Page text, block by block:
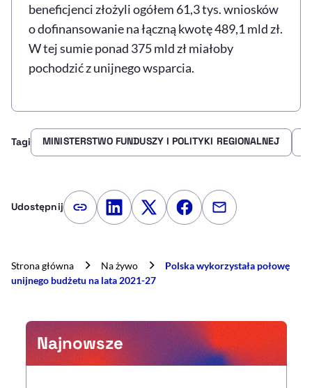
beneficjenci złożyli ogółem 61,3 tys. wniosków
o dofinansowanie na łączną kwotę 489,1 mld zł.
W tej sumie ponad 375 mld zł miałoby
pochodzić z unijnego wsparcia.
Najnowsze
Tagi MINISTERSTWO FUNDUSZY I POLITYKI REGIONALNEJ
Udostępnij Kopiuj link artykułu
Udostępnij na LinkedIn
Udostępnij na Twitterze
Udostępnij na
Udostępnij
Strona główna Na żywo
Polska wykorzystała połowę
unijnego budżetu na lata 2021-27